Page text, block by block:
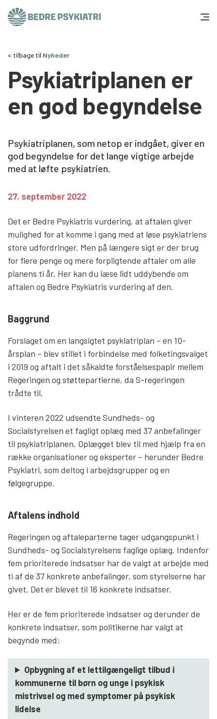
Tal og fakta
Om os
Presse og politik
Søg
tilbage til Nyheder
Psykiatriplanen er
en god begyndelse
Psykiatriplanen, som netop er indgået, giver en
god begyndelse for det lange vigtige arbejde
med at løfte psykiatrien.
27. september 2022
Det er Bedre Psykiatris vurdering, at aftalen giver
mulighed for at komme i gang med at løse psykiatriens
store udfordringer. Men på længere sigt er der brug
for flere penge og mere forpligtende aftaler om alle
planens ti år. Her kan du læse lidt uddybende om
aftalen og Bedre Psykiatris vurdering af den.
Baggrund
Forslaget om en langsigtet psykiatriplan – en 10-
årsplan – blev stillet i forbindelse med folketingsvalget
i 2019 og aftalt i det såkaldte forståelsespapir mellem
Regeringen og støttepartierne, da S-regeringen
trådte til.
I vinteren 2022 udsendte Sundheds- og
Socialstyrelsen et fagligt oplæg med 37 anbefalinger
til psykiatriplanen. Oplægget blev til med hjælp fra en
række organisationer og eksperter – herunder Bedre
Psykiatri, som deltog i arbejdsgrupper og en
følgegruppe.
Aftalens indhold
Regeringen og aftaleparterne tager udgangspunkt i
Sundheds- og Socialstyrelsens faglige oplæg. Indenfor
fem prioriterede indsatser har de valgt at arbejde med
ti af de 37 konkrete anbefalinger, som styrelserne har
givet. Det er blevet til 16 konkrete indsatser.
Her er de fem prioriterede indsatser og derunder de
konkrete indsatser, som politikerne har valgt at
begynde med:
Opbygning af et lettilgængeligt tilbud i
kommunerne til børn og unge i psykisk
mistrivsel og med symptomer på psykisk
lidelse